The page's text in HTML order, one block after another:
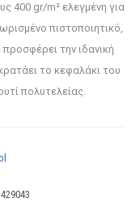
400 gr/m² ελεγμένη για
πιστοποιητικό,
την ιδανική
το κεφαλάκι του
πολυτελείας.